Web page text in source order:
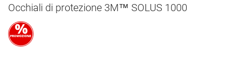
Occhiali di protezione 3M™ SOLUS 1000